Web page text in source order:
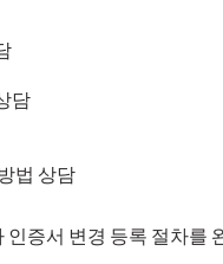
담
법 상담
인증서 변경 등록 절차를